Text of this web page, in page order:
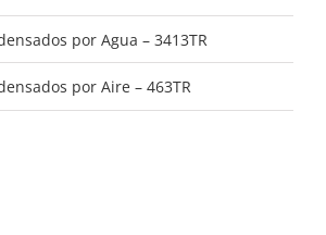
por Agua – 3413TR
por Aire – 463TR